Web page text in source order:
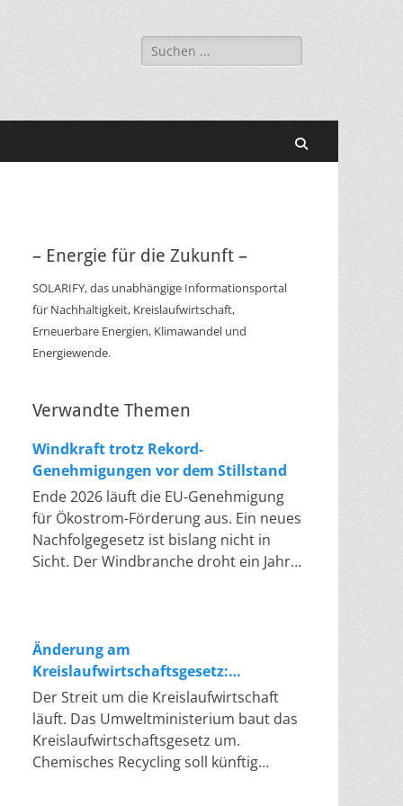
Suchen
nach:
– Energie für die Zukunft –
SOLARIFY, das unabhängige Informationsportal
für Nachhaltigkeit, Kreislaufwirtschaft,
Erneuerbare Energien, Klimawandel und
Energiewende.
Verwandte Themen
Windkraft trotz Rekord-
Genehmigungen vor dem Stillstand
Ende 2026 läuft die EU-Genehmigung
für Ökostrom-Förderung aus. Ein neues
Nachfolgegesetz ist bislang nicht in
Sicht. Der Windbranche droht ein Jahr,
Problem hat die Politik tatsächlich
gelöst, die Verfahren laufen heute
deutlich schneller. Die Halbjahresbilanz
der Branche bestätigt dieses Muster:
So viele Windräder wie nie zuvor
wurden genehmigt, doch im ersten
Halbjahr gingen netto nur rund zwei
Änderung am
Kreislaufwirtschaftsgesetz:
Chemisches Recycling soll Lücke
füllen
Der Streit um die Kreislaufwirtschaft
läuft. Das Umweltministerium baut das
Kreislaufwirtschaftsgesetz um.
Chemisches Recycling soll künftig